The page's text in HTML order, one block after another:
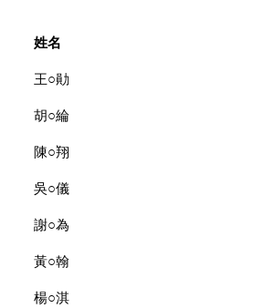
姓名
王○勛
胡○綸
陳○翔
吳○儀
謝○為
黃○翰
楊○淇